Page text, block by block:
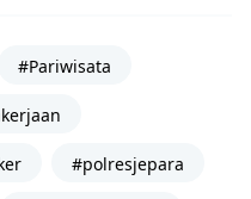
#Pariwisata
#polresjepara